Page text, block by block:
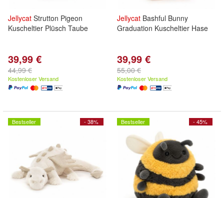
Jellycat Strutton Pigeon
Kuscheltier Plüsch Taube
39,99 €
44,99 €
Kostenloser Versand
Jellycat Bashful Bunny
Graduation Kuscheltier Hase
39,99 €
55,00 €
Kostenloser Versand
- 38%
Bestseller - 45%
Bestseller